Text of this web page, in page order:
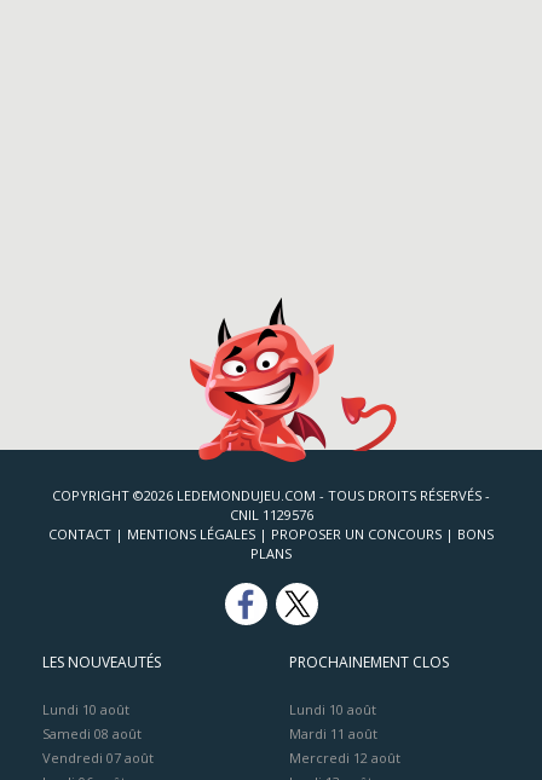
COPYRIGHT ©2026 LEDEMONDUJEU.COM - TOUS DROITS RÉSERVÉS -
CNIL 1129576
CONTACT | MENTIONS LÉGALES | PROPOSER UN CONCOURS | BONS
PLANS
LES NOUVEAUTÉS
Lundi 10 août
Samedi 08 août
Vendredi 07 août
PROCHAINEMENT CLOS
Lundi 10 août
Mardi 11 août
Mercredi 12 août